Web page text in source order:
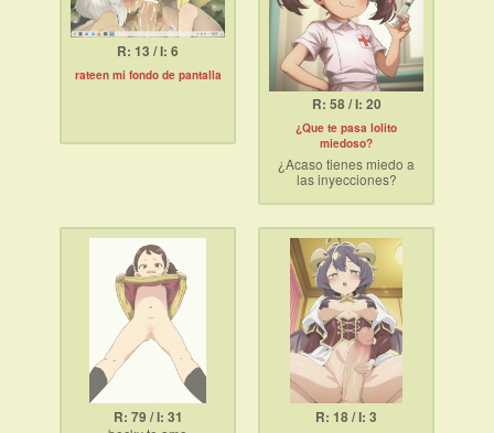
R: 13 / I: 6
rateen mi fondo de pantalla
R: 58 / I: 20
¿Que te pasa lolito
miedoso?
¿Acaso tienes miedo a
las inyecciones?
R: 79 / I: 31
R: 18 / I: 3